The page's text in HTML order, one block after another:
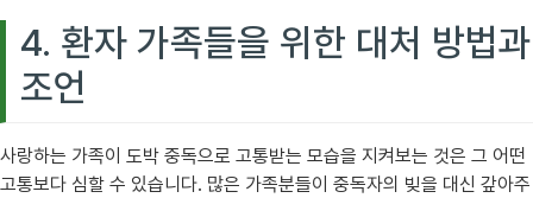
4. 환자 가족들을 위한 대처 방법과
조언
사랑하는 가족이 도박 중독으로 고통받는 모습을 지켜보는 것은 그 어떤
고통보다 심할 수 있습니다. 많은 가족분들이 중독자의 빚을 대신 갚아주